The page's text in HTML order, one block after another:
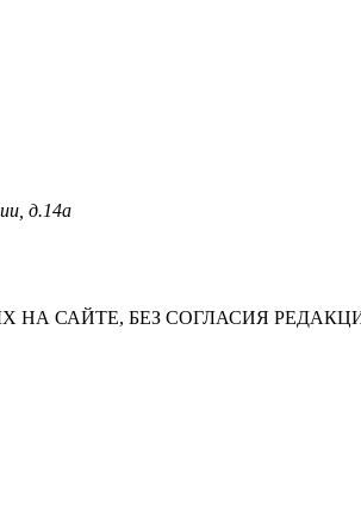
д.14а
САЙТЕ, БЕЗ СОГЛАСИЯ